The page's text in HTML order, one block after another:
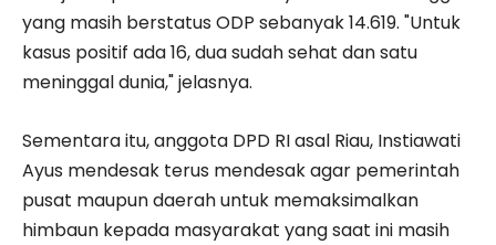
yang masih berstatus ODP sebanyak 14.619. "Untuk
kasus positif ada 16, dua sudah sehat dan satu
meninggal dunia," jelasnya.
Sementara itu, anggota DPD RI asal Riau, Instiawati
Ayus mendesak terus mendesak agar pemerintah
pusat maupun daerah untuk memaksimalkan
himbaun kepada masyarakat yang saat ini masih